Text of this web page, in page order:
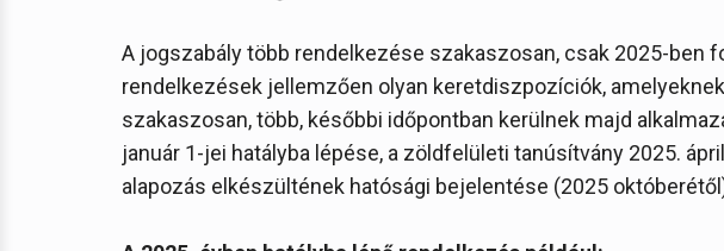
A jogszabály több rendelkezése szakaszosan, csak 2025-ben
rendelkezések jellemzően olyan keretdiszpozíciók,
szakaszosan, több, későbbi időpontban kerülnek majd
január 1-jei hatályba lépése, a zöldfelületi tanúsítvány 2025.
alapozás elkészültének hatósági bejelentése (2025